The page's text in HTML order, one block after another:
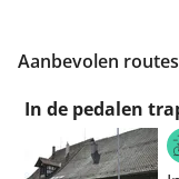
Aanbevolen routes
In de pedalen